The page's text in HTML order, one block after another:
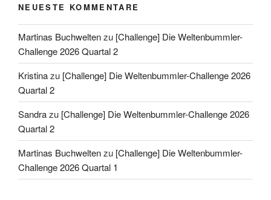
NEUESTE KOMMENTARE
Martinas Buchweltenzu [Challenge] Die Weltenbummler-
Challenge 2026 Quartal 2
Kristinazu [Challenge] Die Weltenbummler-Challenge 2026
Quartal 2
Sandrazu [Challenge] Die Weltenbummler-Challenge 2026
Quartal 2
Martinas Buchweltenzu [Challenge] Die Weltenbummler-
Challenge 2026 Quartal 1